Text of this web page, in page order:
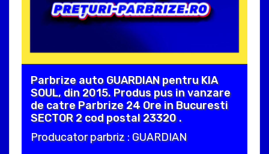
Parbrize auto GUARDIAN pentru KIA
SOUL, din 2015. Produs pus in vanzare
de catre Parbrize 24 Ore in Bucuresti
SECTOR 2 cod postal 23320 .
Producator parbriz : GUARDIAN